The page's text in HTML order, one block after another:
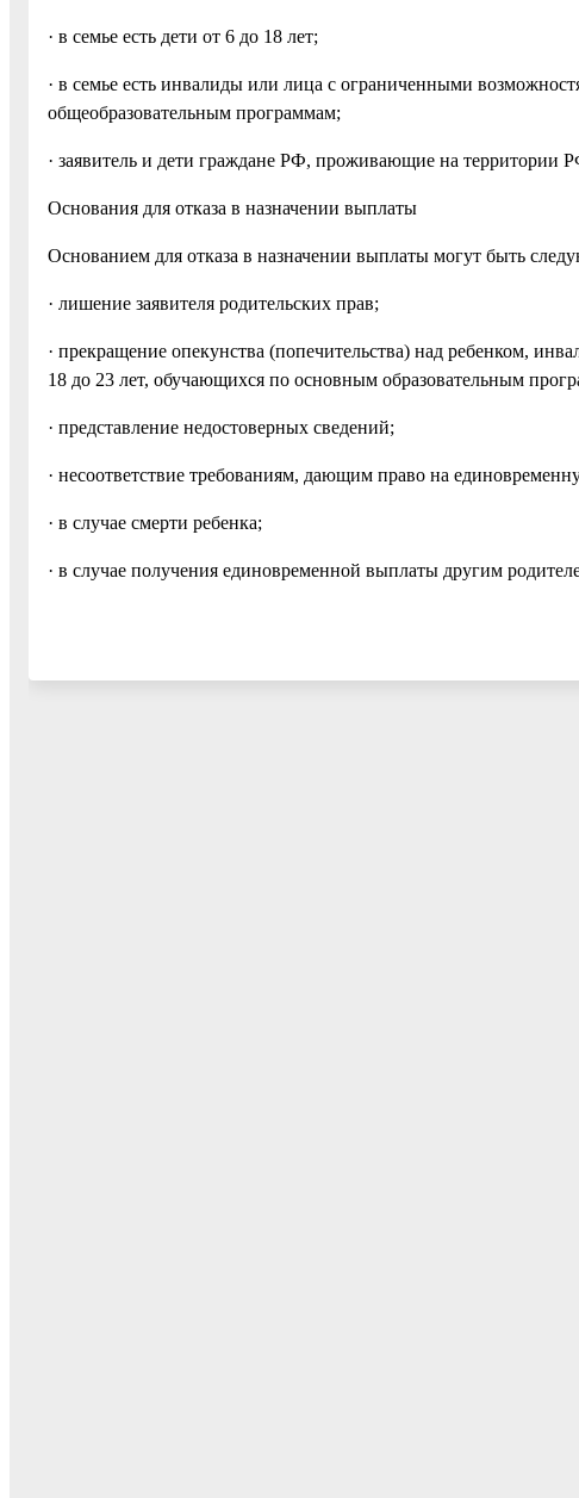
· в семье есть дети от 6 до 18 лет;
· в семье есть инвалиды или лица с ограниченными
общеобразовательным программам;
· заявитель и дети граждане РФ, проживающие на территории
Основания для отказа в назначении выплаты
Основанием для отказа в назначении выплаты могут быть
· лишение заявителя родительских прав;
· прекращение опекунства (попечительства) над ребенком,
18 до 23 лет, обучающихся по основным образовательным
· представление недостоверных сведений;
· несоответствие требованиям, дающим право на
· в случае смерти ребенка;
· в случае получения единовременной выплаты другим